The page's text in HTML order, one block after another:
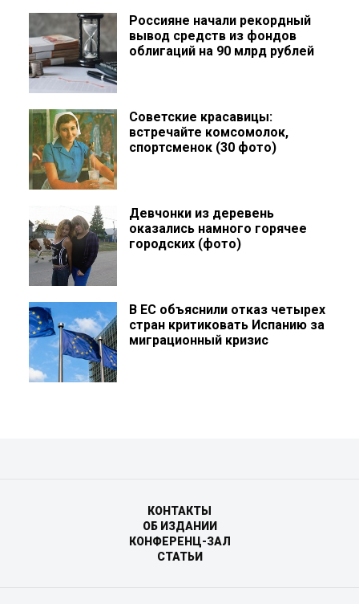
Россияне начали рекордный
вывод средств из фондов
облигаций на 90 млрд рублей
Советские красавицы:
встречайте комсомолок,
спортсменок (30 фото)
Девчонки из деревень
оказались намного горячее
городских (фото)
В ЕС объяснили отказ четырех
стран критиковать Испанию за
миграционный кризис
КОНТАКТЫ
ОБ ИЗДАНИИ
КОНФЕРЕНЦ-ЗАЛ
СТАТЬИ